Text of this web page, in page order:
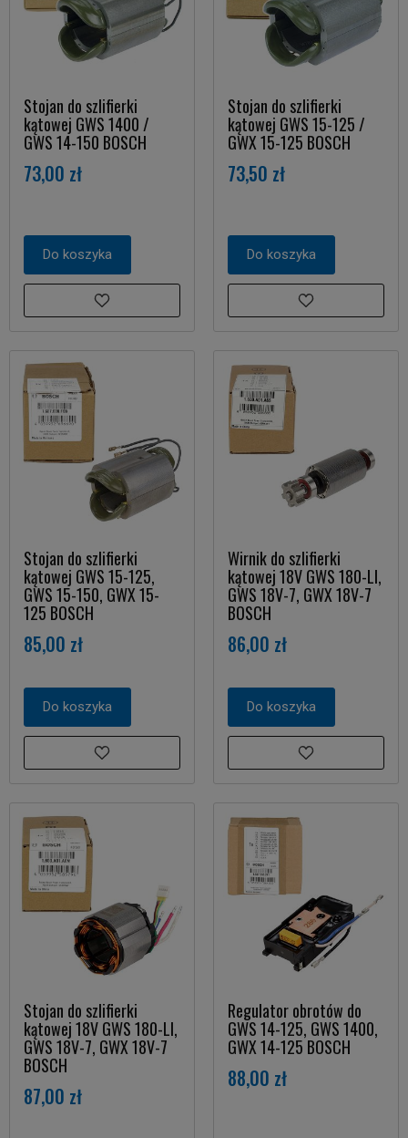
Stojan do szlifierki
kątowej GWS 1400 /
GWS 14-150 BOSCH
73,00 zł
Do koszyka
Stojan do szlifierki
kątowej GWS 15-125 /
GWX 15-125 BOSCH
73,50 zł
Do koszyka
Stojan do szlifierki
kątowej GWS 15-125,
GWS 15-150, GWX 15-
125 BOSCH
85,00 zł
Do koszyka
Wirnik do szlifierki
kątowej 18V GWS 180-LI,
GWS 18V-7, GWX 18V-7
BOSCH
86,00 zł
Do koszyka
Stojan do szlifierki
kątowej 18V GWS 180-LI,
GWS 18V-7, GWX 18V-7
BOSCH
87,00 zł
Regulator obrotów do
GWS 14-125, GWS 1400,
GWX 14-125 BOSCH
88,00 zł